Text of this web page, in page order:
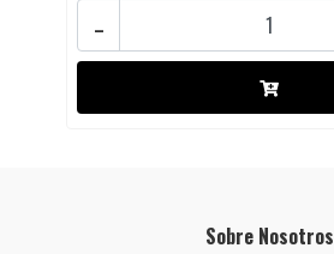
-
Sobre Nosotros